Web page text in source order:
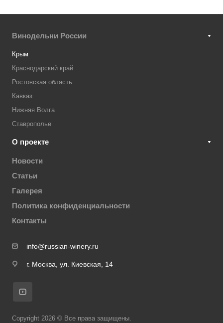
Винодельни России
Крым
Краснодарский край
Ростовская область
Кавказ
Нижняя Волга
Ставрополье
О проекте
Новости
Статьи
Галерея
Политика конфиденциальности
Контакты
info@russian-winery.ru
г. Москва, ул. Киевская, 14
Copyright 2026 © Все права защищены.